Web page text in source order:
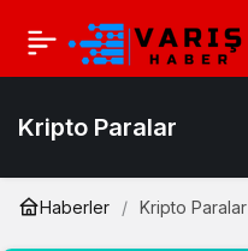
Kripto Paralar
Haberler Kripto Paralar